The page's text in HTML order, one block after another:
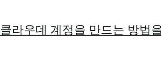
클라우데 계정을 만드는 방법